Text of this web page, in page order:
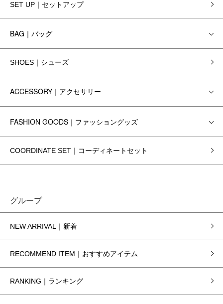
SET UP｜セットアップ
BAG｜バッグ
SHOES｜シューズ
ACCESSORY｜アクセサリー
FASHION GOODS｜ファッショングッズ
COORDINATE SET｜コーディネートセット
グループ
NEW ARRIVAL｜新着
RECOMMEND ITEM｜おすすめアイテム
RANKING｜ランキング